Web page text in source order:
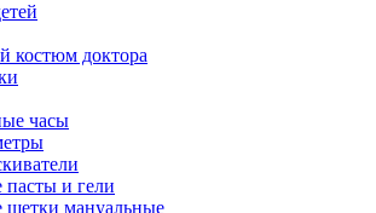
костюм доктора
часы
пасты и гели
щетки мануальные